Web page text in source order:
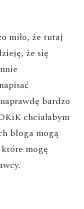
miło, że tutaj
że się
bardzo
chciałabym
bloga mogą
mogę